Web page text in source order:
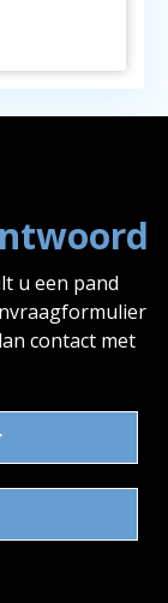
u een pand
contact met